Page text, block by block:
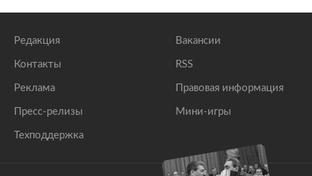
Редакция
Контакты
Реклама
Пресс-релизы
Техподдержка
Вакансии
RSS
Правовая информация
Мини-игры